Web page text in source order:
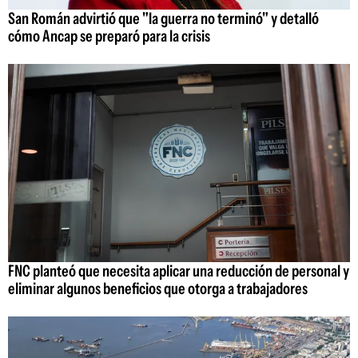
San Román advirtió que "la guerra no terminó" y detalló
cómo Ancap se preparó para la crisis
FNC planteó que necesita aplicar una reducción de personal y
eliminar algunos beneficios que otorga a trabajadores